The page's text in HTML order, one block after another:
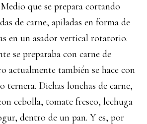
que se prepara cortando
de carne, apiladas en forma de
en un asador vertical rotatorio.
se preparaba con carne de
actualmente también se hace con
ternera. Dichas lonchas de carne,
cebolla, tomate fresco, lechuga
dentro de un pan. Y es, por